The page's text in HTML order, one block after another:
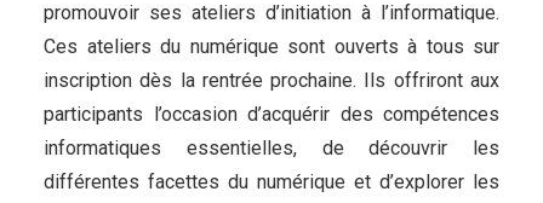
promouvoir ses ateliers d’initiation à l’informatique.
Ces ateliers du numérique sont ouverts à tous sur
inscription dès la rentrée prochaine. Ils offriront aux
participants l’occasion d’acquérir des compétences
informatiques essentielles, de découvrir les
différentes facettes du numérique et d’explorer les